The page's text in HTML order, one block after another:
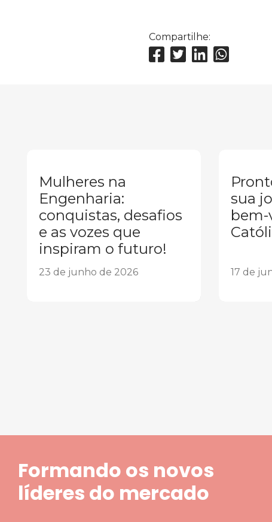
Compartilhe:
Mulheres na
Engenharia:
conquistas, desafios
e as vozes que
inspiram o futuro!
23 de junho de 2026
sua
bem-
17 de
Formando os novos
líderes do mercado